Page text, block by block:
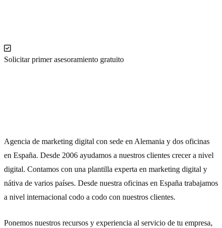
Solicitar primer asesoramiento gratuito
Agencia de marketing digital con sede en Alemania y dos oficinas
en España. Desde 2006 ayudamos a nuestros clientes crecer a nivel
digital. Contamos con una plantilla experta en marketing digital y
nátiva de varios países. Desde nuestra oficinas en España trabajamos
a nivel internacional codo a codo con nuestros clientes.
Ponemos nuestros recursos y experiencia al servicio de tu empresa,